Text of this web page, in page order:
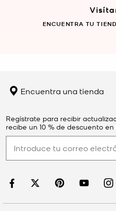
ENCUENTRA TU
Encuentra una tienda
Regístrate para recibir
recibe un 10 % de descuento